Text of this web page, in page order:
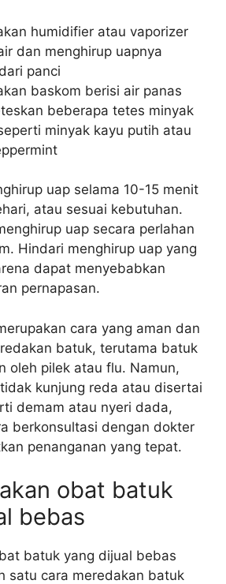
humidifier atau vaporizer
dan menghirup uapnya
panci
baskom berisi air panas
beberapa tetes minyak
minyak kayu putih atau
uap selama 10-15 menit
atau sesuai kebutuhan.
uap secara perlahan
Hindari menghirup uap yang
dapat menyebabkan
pernapasan.
cara yang aman dan
batuk, terutama batuk
oleh pilek atau flu. Namun,
kunjung reda atau disertai
demam atau nyeri dada,
berkonsultasi dengan dokter
penanganan yang tepat.
obat batuk
bebas
batuk yang dijual bebas
satu cara meredakan batuk